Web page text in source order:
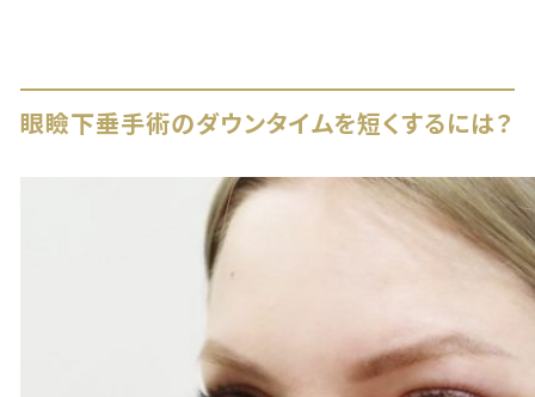
眼瞼下垂手術のダウンタイムを短くするには？